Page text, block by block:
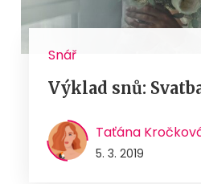
Snář
Výklad snů:
Taťána
5. 3. 2019